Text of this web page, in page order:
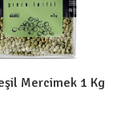
Mercimek 1 Kg